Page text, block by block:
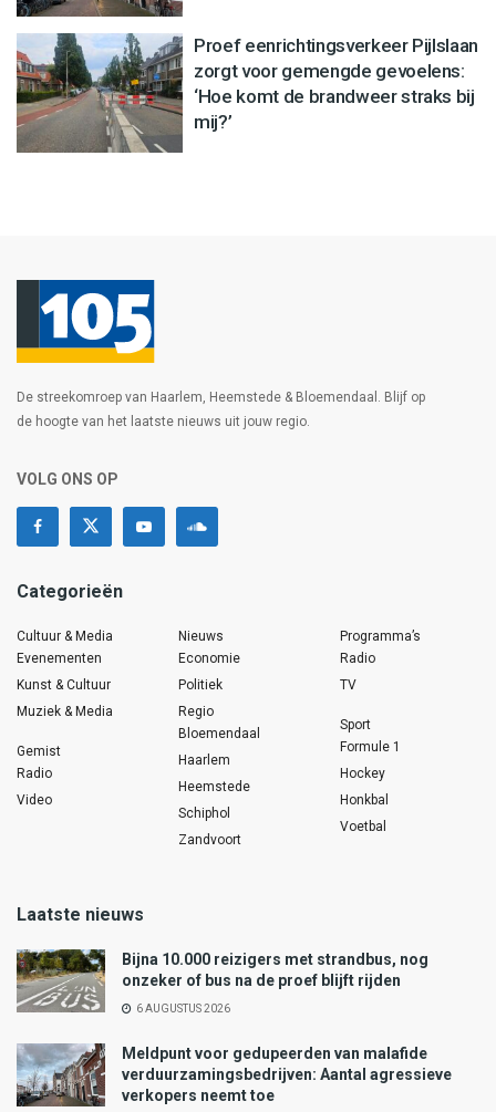
Proef eenrichtingsverkeer Pijlslaan
zorgt voor gemengde gevoelens:
‘Hoe komt de brandweer straks bij
mij?’
De streekomroep van Haarlem, Heemstede & Bloemendaal. Blijf op
de hoogte van het laatste nieuws uit jouw regio.
VOLG ONS OP
Categorieën
Cultuur & Media
Evenementen
Kunst & Cultuur
Muziek & Media
Gemist
Radio
Video
Nieuws
Economie
Politiek
Regio
Bloemendaal
Haarlem
Heemstede
Schiphol
Zandvoort
Programma’s
Radio
TV
Sport
Formule 1
Hockey
Honkbal
Voetbal
Laatste nieuws
Bijna 10.000 reizigers met strandbus, nog
onzeker of bus na de proef blijft rijden
6 AUGUSTUS 2026
Meldpunt voor gedupeerden van malafide
verduurzamingsbedrijven: Aantal agressieve
verkopers neemt toe